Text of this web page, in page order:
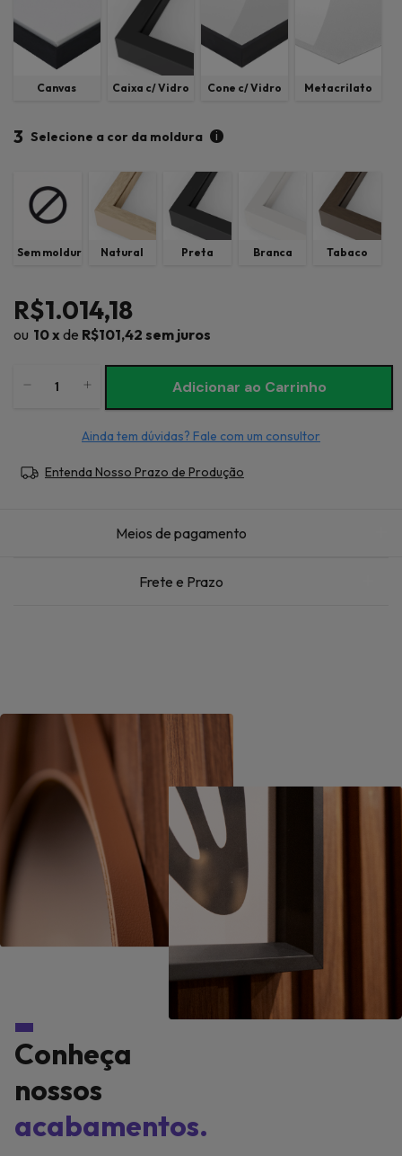
Canvas Caixa c/ Vidro Cone c/ Vidro Metacrilato
3 Selecione a cor da moldura i
Sem moldura Natural Preta Branca Tabaco
R$1.014,18
10x de R$101,42 sem juros
Ainda tem dúvidas? Fale com um consultor
Entenda Nosso Prazo de Produção
Meios de pagamento
Frete e Prazo
Conheça
nossos
acabamentos.